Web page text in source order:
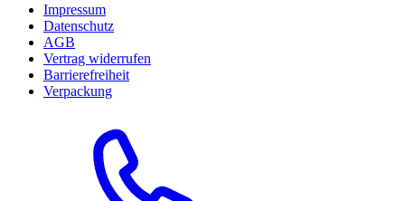
Impressum
Datenschutz
AGB
Vertrag widerrufen
Barrierefreiheit
Verpackung